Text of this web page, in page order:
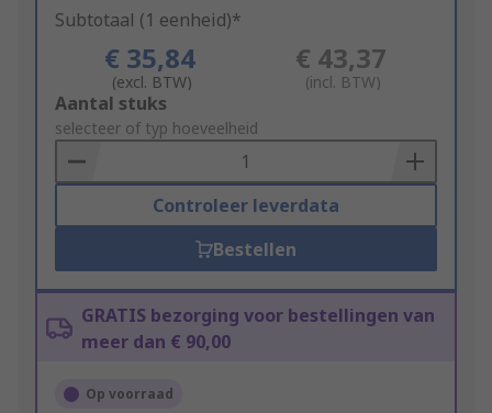
Subtotaal (1 eenheid)*
€ 35,84
(excl. BTW)
€ 43,37
(incl. BTW)
Add
to
Basket
Aantal stuks
selecteer of typ hoeveelheid
Controleer leverdata
Bestellen
GRATIS bezorging voor bestellingen van
meer dan € 90,00
Op voorraad